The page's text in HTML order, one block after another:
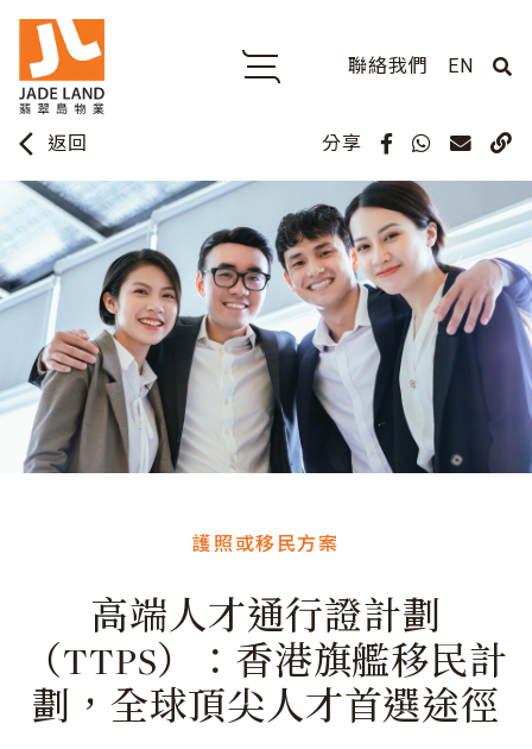
聯絡我們 EN
arrow_back_ios 返回 分享
護照或移民方案
高端人才通行證計劃
（TTPS）：香港旗艦移民計
劃，全球頂尖人才首選途徑